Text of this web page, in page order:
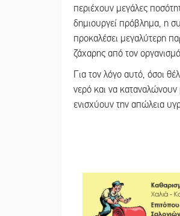
περιέχουν μεγάλες
δημιουργεί πρόβλημα, η
προκαλέσει μεγαλύτερη
ζάχαρης από τον
Για τον λόγο αυτό, όσοι
νερό και να καταναλώνουν
ενισχύουν την απώλεια